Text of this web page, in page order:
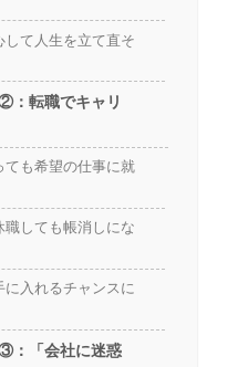
て人生を立て直そ
：転職でキャリ
ても希望の仕事に就
しても帳消しにな
入れるチャンスに
：「会社に迷惑